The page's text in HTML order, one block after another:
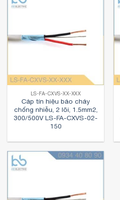
LS-FA-CXVS-XX-XXX
Cáp tín hiệu báo cháy
chống nhiễu, 2 lõi, 1.5mm2,
300/500V LS-FA-CXVS-02-
150